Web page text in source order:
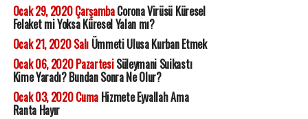
Ocak 29, 2020 ÇarşambaCorona Virüsü Küresel
Felaket mi Yoksa Küresel Yalan mı?
Ocak 21, 2020 SalıÜmmeti Ulusa Kurban Etmek
Ocak 06, 2020 PazartesiSüleymani Suikastı
Kime Yaradı? Bundan Sonra Ne Olur?
Ocak 03, 2020 CumaHizmete Eyvallah Ama
Ranta Hayır